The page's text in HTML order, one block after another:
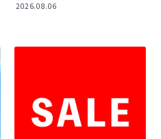
2026.08.06